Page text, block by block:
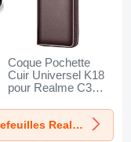
Coque Pochette
Cuir Universel K18
pour Realme C30s
Découvrir les Porte-monnaie, Portefeuilles Realme C30s